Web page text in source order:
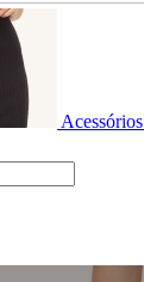
Acessórios